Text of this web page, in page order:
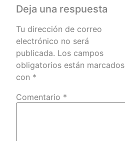
Deja una respuesta
Tu dirección de correo
electrónico no será
publicada. Los campos
obligatorios están marcados
con *
Comentario *